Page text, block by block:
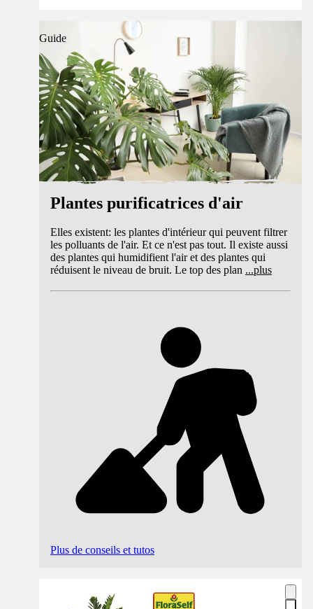
Guide
Plantes purificatrices d'air
Elles existent: les plantes d'intérieur qui peuvent filtrer
les polluants de l'air. Et ce n'est pas tout. Il existe aussi
des plantes qui humidifient l'air et des plantes qui
réduisent le niveau de bruit. Le top des plan ...plus
Plus de conseils et tutos